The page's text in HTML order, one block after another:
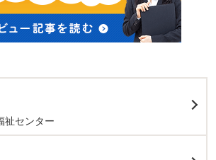
祉センター